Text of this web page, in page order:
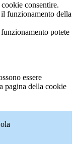
consentire.
funzionamento della
potete
essere
pagina della cookie